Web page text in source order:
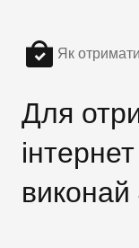
Як
Для
виконай